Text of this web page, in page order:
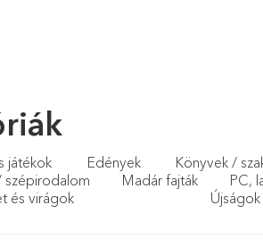
játékok Edények Könyvek /
szépirodalom Madár fajták PC,
és virágok